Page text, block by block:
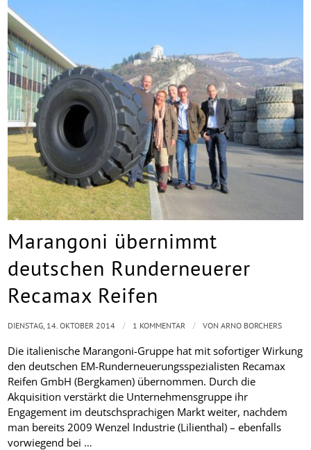
Marangoni übernimmt
deutschen Runderneuerer
Recamax Reifen
Die italienische Marangoni-Gruppe hat mit sofortiger Wirkung
den deutschen EM-Runderneuerungsspezialisten Recamax
Reifen GmbH (Bergkamen) übernommen. Durch die
Akquisition verstärkt die Unternehmensgruppe ihr
Engagement im deutschsprachigen Markt weiter, nachdem
man bereits 2009 Wenzel Industrie (Lilienthal) – ebenfalls
vorwiegend bei …
DIENSTAG, 14. OKTOBER 2014 / 1 KOMMENTAR / VONARNO BORCHERS